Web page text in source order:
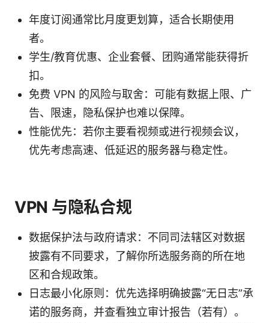
年度订阅通常比月度更划算，适合长期使用
者。
学生/教育优惠、企业套餐、团购通常能获得折
扣。
免费 VPN 的风险与取舍：可能有数据上限、广
告、限速，隐私保护也难以保障。
性能优先：若你主要看视频或进行视频会议，
优先考虑高速、低延迟的服务器与稳定性。
VPN 与隐私合规
数据保护法与政府请求：不同司法辖区对数据
披露有不同要求，了解你所选服务商的所在地
区和合规政策。
日志最小化原则：优先选择明确披露“无日志”承
诺的服务商，并查看独立审计报告（若有）。